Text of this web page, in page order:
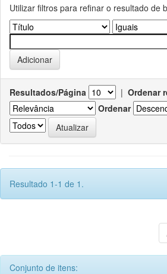
Utilizar filtros para refinar o resultado de
Resultados/Página | Ordenar
Ordenar
Resultado 1-1 de 1.
Conjunto de itens: